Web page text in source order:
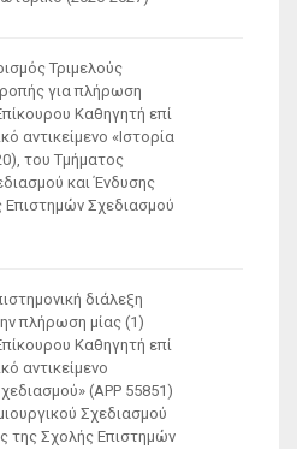
Τριμελούς
για πλήρωση
Καθηγητή επί
αντικείμενο «Ιστορία
του Τμήματος
και Ένδυσης
Επιστημών Σχεδιασμού
διάλεξη
πλήρωση μίας (1)
Καθηγητή επί
αντικείμενο
(ΑΡΡ 55851)
Σχεδιασμού
της Σχολής Επιστημών